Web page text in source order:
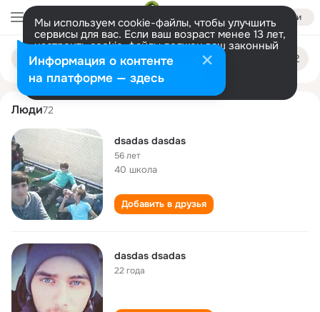
Войти
Мы используем cookie-файлы, чтобы улучшить
сервисы для вас. Если ваш возраст менее 13 лет,
настроить cookie-файлы должен ваш законный
представитель. Больше информации
Разрешить все Настроить
Поиск
людям
dsadas dasdas
Люди72
dsadas dasdas
56 лет
40 школа
Добавить в друзья
dasdas dsadas
22 года
Информация о контенте
на платформе — здесь